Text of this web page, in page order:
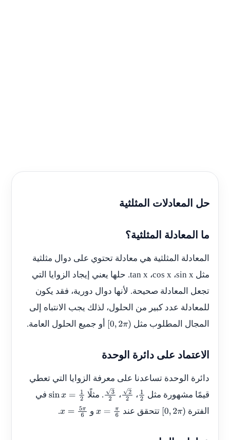
حل المعادلات المثلثية
ما المعادلة المثلثية؟
المعادلة المثلثية هي معادلة تحتوي على دوال مثلثية
مثل sin x، cos x، tan x. حلها يعني إيجاد الزوايا التي
تجعل المعادلة صحيحة. لأنها دوال دورية، فقد يكون
للمعادلة عدد كبير من الحلول، لذلك يجب الانتباه إلى
المجال المطلوب مثل
[0, 2π) أو جميع الحلول العامة.
الاعتماد على دائرة الوحدة
دائرة الوحدة تساعدنا على معرفة الزوايا التي تعطي
قيمًا مشهورة مثل 1
2
، 22 ، 32 . مثلًا sinx=12
في
الفترة
[0, 2π) تتحقق عند x =π 6 و x =5 π6
.